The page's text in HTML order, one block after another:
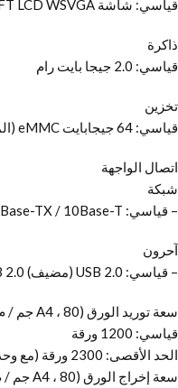
قياسي: شاشة TFT LCD WSVGA تعمل باللمس مقاس 17.8 سم / 7 بوصة
ذاكرة
قياسي: 2.0 جيجا بايت رام
تخزين
قياسي: 64 جيجابايت eMMC (المساحة المتوفرة 30 جيجابايت)
اتصال الواجهة
شبكة
– قياسي: 1000Base-T / 100Base-TX / 10Base-T ، شبكة LAN لاسلكية (IEEE 802.11 b / g / n)
آحرون
– قياسي: USB 2.0 (مضيف) x3 ، USB 2.0 (جهاز) x1
سعة توريد الورق (A4 ، 80 جم / م 2)
قياسي: 1200 ورقة
الحد الأقصى: 2300 ورقة (مع وحدة تغذية العلبة- AN1)
سعة إخراج الورق (A4 ، 80 جم / م 2)